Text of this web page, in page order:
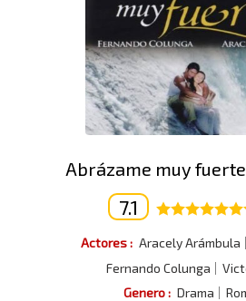
Abrázame muy
7.1
Actores : Aracely Arámbula
Fernando Colunga
Genero : Drama